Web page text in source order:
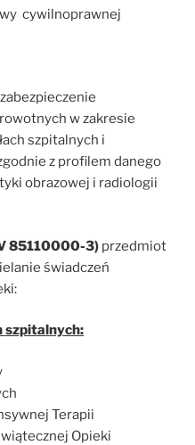
cywilnoprawnej
w zakresie
szpitalnych i
z profilem danego
obrazowej i radiologii
85110000-3) przedmiot
świadczeń
szpitalnych:
Terapii
Opieki